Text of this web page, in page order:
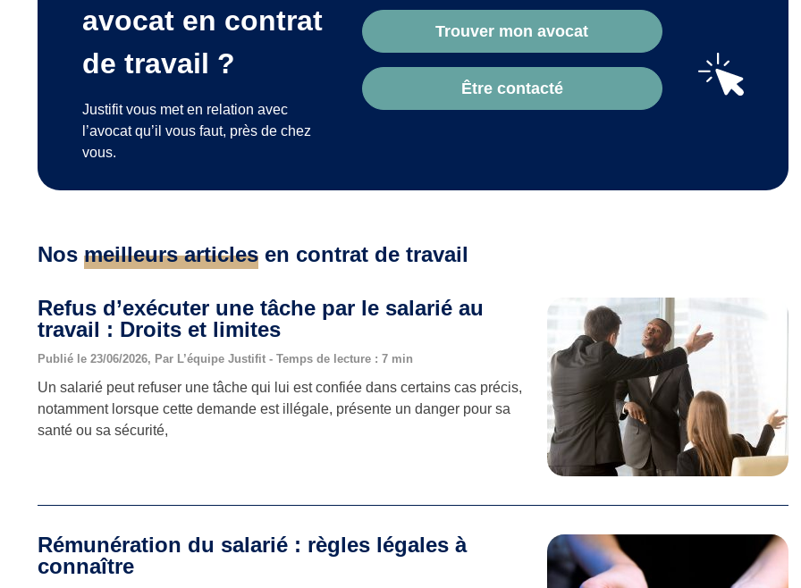
avocat en contrat
de travail ?
Justifit vous met en relation avec
l’avocat qu’il vous faut, près de chez
vous.
Trouver mon avocat
Être contacté
Nos meilleurs articles en contrat de travail
Refus d’exécuter une tâche par le salarié au
travail : Droits et limites
Publié le 23/06/2026, Par L’équipe Justifit - Temps de lecture : 7 min
Un salarié peut refuser une tâche qui lui est confiée dans certains cas précis,
notamment lorsque cette demande est illégale, présente un danger pour sa
santé ou sa sécurité,
Rémunération du salarié : règles légales à
connaître